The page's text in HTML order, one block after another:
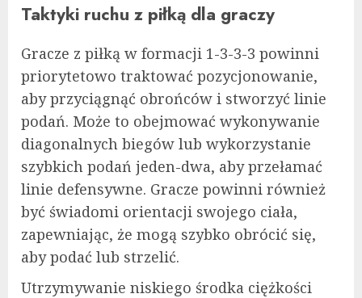
Taktyki ruchu z piłką dla graczy
Gracze z piłką w formacji 1-3-3-3 powinni
priorytetowo traktować pozycjonowanie,
aby przyciągnąć obrońców i stworzyć linie
podań. Może to obejmować wykonywanie
diagonalnych biegów lub wykorzystanie
szybkich podań jeden-dwa, aby przełamać
linie defensywne. Gracze powinni również
być świadomi orientacji swojego ciała,
zapewniając, że mogą szybko obrócić się,
aby podać lub strzelić.
Utrzymywanie niskiego środka ciężkości